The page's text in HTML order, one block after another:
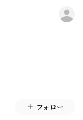
フォロー